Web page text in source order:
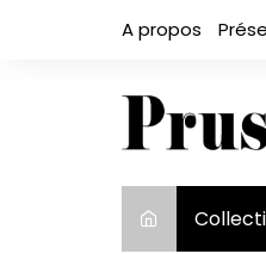
A propos